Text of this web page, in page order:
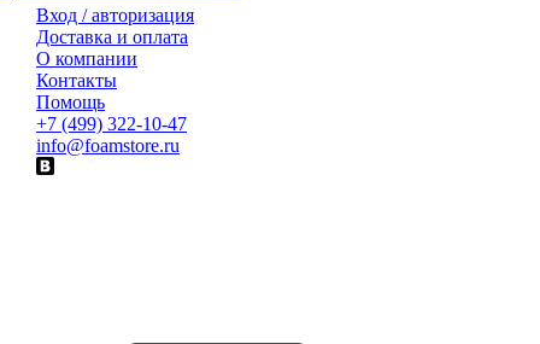
Вход / авторизация
Доставка и оплата
О компании
Контакты
Помощь
+7 (499) 322-10-47
info@foamstore.ru